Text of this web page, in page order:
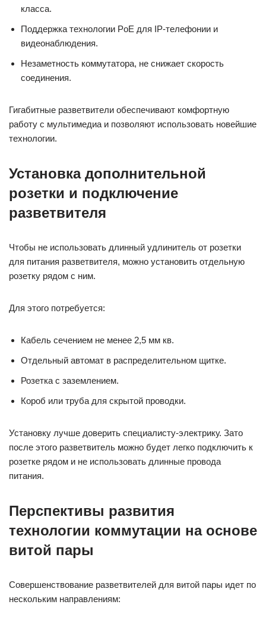
класса.
Поддержка технологии PoE для IP-телефонии и
видеонаблюдения.
Незаметность коммутатора, не снижает скорость
соединения.
Гигабитные разветвители обеспечивают комфортную
работу с мультимедиа и позволяют использовать новейшие
технологии.
Установка дополнительной
розетки и подключение
разветвителя
Чтобы не использовать длинный удлинитель от розетки
для питания разветвителя, можно установить отдельную
розетку рядом с ним.
Для этого потребуется:
Кабель сечением не менее 2,5 мм кв.
Отдельный автомат в распределительном щитке.
Розетка с заземлением.
Короб или труба для скрытой проводки.
Установку лучше доверить специалисту-электрику. Зато
после этого разветвитель можно будет легко подключить к
розетке рядом и не использовать длинные провода
питания.
Перспективы развития
технологии коммутации на основе
витой пары
Совершенствование разветвителей для витой пары идет по
нескольким направлениям: